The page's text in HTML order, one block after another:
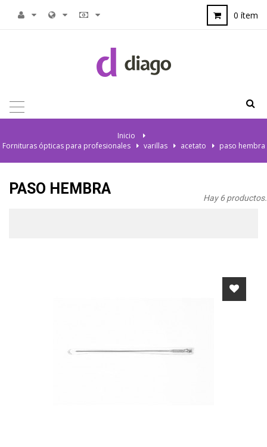
0 ítem
NAVEGACIÓN
TOGGLE
Inicio
>
Fornituras ópticas para profesionales
> varillas > acetato > paso hembra
PASO HEMBRA
Hay 6 productos.